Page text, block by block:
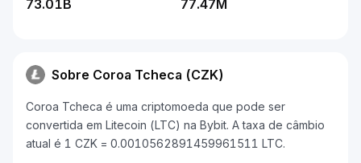
73.01B 77.47M
Sobre Coroa Tcheca (CZK)
Coroa Tcheca é uma criptomoeda que pode ser
convertida em Litecoin (LTC) na Bybit. A taxa de câmbio
atual é 1 CZK = 0.0010562891459961511 LTC.